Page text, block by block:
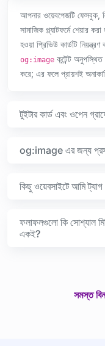
আপনার ওয়েবপেজটি ফেসবুক,
সামাজিক প্ল্যাটফর্মে শেয়ার
হওয়া প্রিভিউ কার্ডটি নিয়ন্ত্রণ
og:image কন্টেন্ট অনুপস্থিত
করে; এর ফলে প্রায়শই
টুইটার কার্ড এবং ওপেন
og:image এর জন্য
কিছু ওয়েবসাইটে আমি ট্যাগ
ফলাফলগুলো কি সোশ্যাল
একই?
সমস্ত